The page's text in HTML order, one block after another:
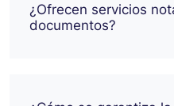
¿Ofrecen servicios
documentos?